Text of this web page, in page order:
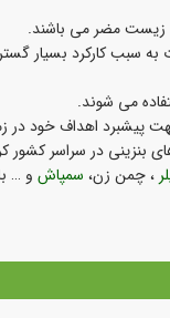
زیست مضر می باشند.
به سبب کارکرد بسیار
می شوند.
پیشبرد اهداف خود در
بنزینی در سراسر کشور
، چمن زن، سمپاش و …